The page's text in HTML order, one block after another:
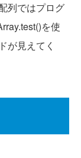
列ではプログ
を使
が見えてく